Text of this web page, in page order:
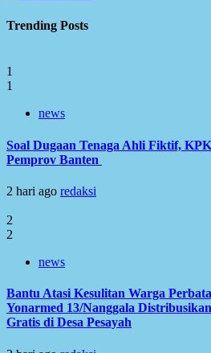
Trending Posts
1
1
news
Soal Dugaan Tenaga Ahli Fiktif,
Pemprov Banten
2 hari ago redaksi
2
2
news
Bantu Atasi Kesulitan Warga
Yonarmed 13/Nanggala
Gratis di Desa Pesayah